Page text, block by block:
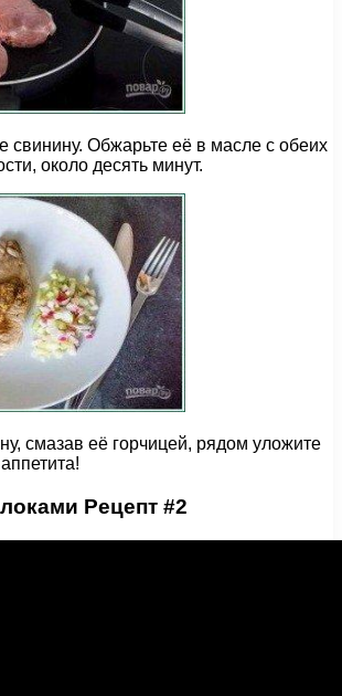
свинину. Обжарьте её в масле с обеих
около десять минут.
смазав её горчицей, рядом уложите
Рецепт #2